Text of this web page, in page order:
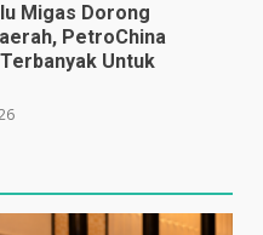
Migas Dorong
PetroChina
Untuk